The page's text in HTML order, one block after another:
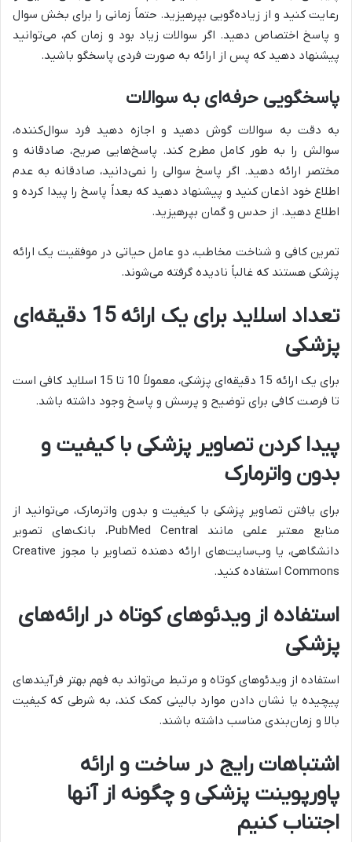
رعایت کنید و از زیاده‌گویی بپرهیزید. حتماً زمانی را برای بخش سوال
و پاسخ اختصاص دهید. اگر سوالات زیاد بود و زمان کم، می‌توانید
پیشنهاد دهید که پس از ارائه به صورت فردی پاسخگو باشید.
پاسخگویی حرفه‌ای به سوالات
به دقت به سوالات گوش دهید و اجازه دهید فرد سوال‌کننده،
سوالش را به طور کامل مطرح کند. پاسخ‌هایی صریح، صادقانه و
مختصر ارائه دهید. اگر پاسخ سوالی را نمی‌دانید، صادقانه به عدم
اطلاع خود اذعان کنید و پیشنهاد دهید که بعداً پاسخ را پیدا کرده و
اطلاع دهید. از حدس و گمان بپرهیزید.
تمرین کافی و شناخت مخاطب، دو عامل حیاتی در موفقیت یک ارائه
پزشکی هستند که غالباً نادیده گرفته می‌شوند.
تعداد اسلاید برای یک ارائه 15 دقیقه‌ای
پزشکی
برای یک ارائه 15 دقیقه‌ای پزشکی، معمولاً 10 تا 15 اسلاید کافی است
تا فرصت کافی برای توضیح و پرسش و پاسخ وجود داشته باشد.
پیدا کردن تصاویر پزشکی با کیفیت و
بدون واترمارک
برای یافتن تصاویر پزشکی با کیفیت و بدون واترمارک، می‌توانید از
منابع معتبر علمی مانند PubMed Central، بانک‌های تصویر
دانشگاهی، یا وب‌سایت‌های ارائه دهنده تصاویر با مجوز Creative
Commons استفاده کنید.
استفاده از ویدئوهای کوتاه در ارائه‌های
پزشکی
استفاده از ویدئوهای کوتاه و مرتبط می‌تواند به فهم بهتر فرآیندهای
پیچیده یا نشان دادن موارد بالینی کمک کند، به شرطی که کیفیت
بالا و زمان‌بندی مناسب داشته باشند.
اشتباهات رایج در ساخت و ارائه
پاورپوینت پزشکی و چگونه از آنها
اجتناب کنیم